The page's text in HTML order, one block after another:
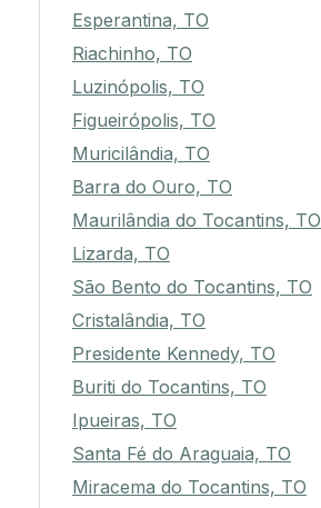
Esperantina, TO
Riachinho, TO
Luzinópolis, TO
Figueirópolis, TO
Muricilândia, TO
Barra do Ouro, TO
Maurilândia do Tocantins, TO
Lizarda, TO
São Bento do Tocantins, TO
Cristalândia, TO
Presidente Kennedy, TO
Buriti do Tocantins, TO
Ipueiras, TO
Santa Fé do Araguaia, TO
Miracema do Tocantins, TO